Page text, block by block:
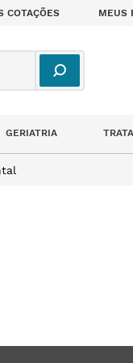
COTAÇÕES MEUS
GERIATRIA